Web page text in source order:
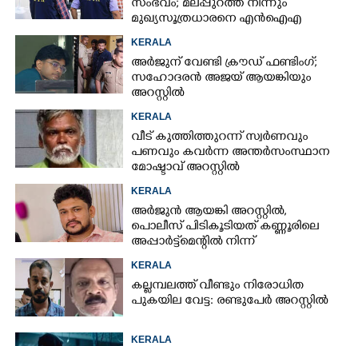
സംഭവം; മലപ്പുറത്ത് നിന്നും
മുഖ്യസൂത്രധാരനെ എൻഐഎ
KERALA
അർജുന് വേണ്ടി ക്രൗഡ് ഫണ്ടിംഗ്;
സഹോദരൻ അജയ് ആയങ്കിയും
അറസ്റ്റിൽ
KERALA
വീട് കുത്തിത്തുറന്ന് സ്വർണവും
പണവും കവർന്ന അന്തർസംസ്ഥാന
മോഷ്ടാവ് അറസ്റ്റിൽ
KERALA
അർജുൻ ആയങ്കി അറസ്റ്റിൽ,
പൊലീസ് പിടികൂടിയത് കണ്ണൂരിലെ
അപ്പാർട്ട്‌മെന്റിൽ നിന്ന്
KERALA
കല്ലമ്പലത്ത് വീണ്ടും നിരോധിത
പുകയില വേട്ട: രണ്ടുപേർ അറസ്റ്റിൽ
KERALA